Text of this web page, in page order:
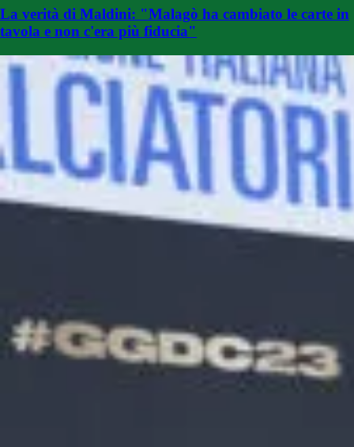
La verità di Maldini: "Malagò ha cambiato le carte in
tavola e non c'era più fiducia"